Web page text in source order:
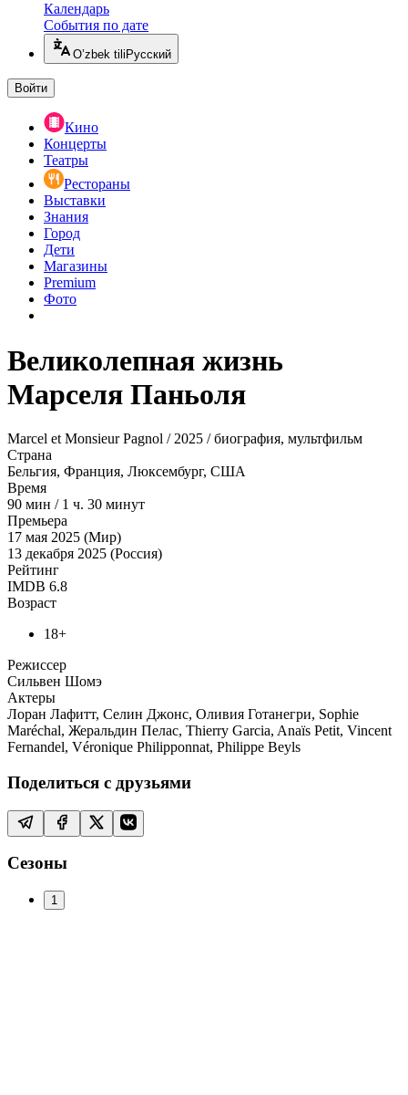
Календарь
События по дате
O’zbek tili Русский
Войти
Кино
Концерты
Театры
Рестораны
Выставки
Знания
Город
Дети
Магазины
Premium
Фото
Великолепная жизнь
Марселя Паньоля
Marcel et Monsieur Pagnol / 2025 / биография, мультфильм
Страна
Бельгия, Франция, Люксембург, США
Время
90 мин / 1 ч. 30 минут
Премьера
17 мая 2025 (Мир)
13 декабря 2025 (Россия)
Рейтинг
IMDB 6.8
Возраст
18+
Режиссер
Сильвен Шомэ
Актеры
Лоран Лафитт, Селин Джонс, Оливия Готанегри, Sophie
Maréchal, Жеральдин Пелас, Thierry Garcia, Anaïs Petit, Vincent
Fernandel, Véronique Philipponnat, Philippe Beyls
Поделиться с друзьями
Сезоны
1